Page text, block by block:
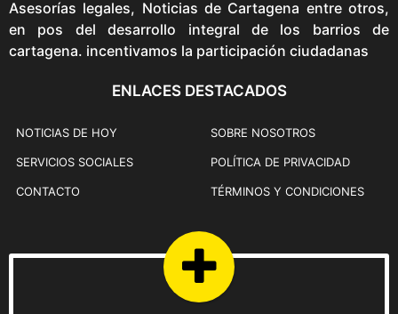
0
0
0
.
Asesorías legales, Noticias de Cartagena entre otros,
en pos del desarrollo integral de los barrios de
cartagena. incentivamos la participación ciudadanas
ENLACES DESTACADOS
NOTICIAS DE HOY
SERVICIOS SOCIALES
CONTACTO
SOBRE NOSOTROS
POLÍTICA DE PRIVACIDAD
TÉRMINOS Y CONDICIONES